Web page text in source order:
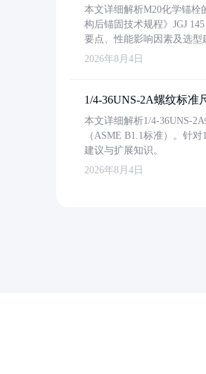
本文详细解析M20化学锚
构后锚固技术规程》JGJ
要点、性能影响因素及选型
2026年8月4日
1/4-36UNS-2A螺纹标准
本文详细解析1/4-36UNS-
（ASME B1.1标准）。针
建议与扩展知识。
2026年8月4日